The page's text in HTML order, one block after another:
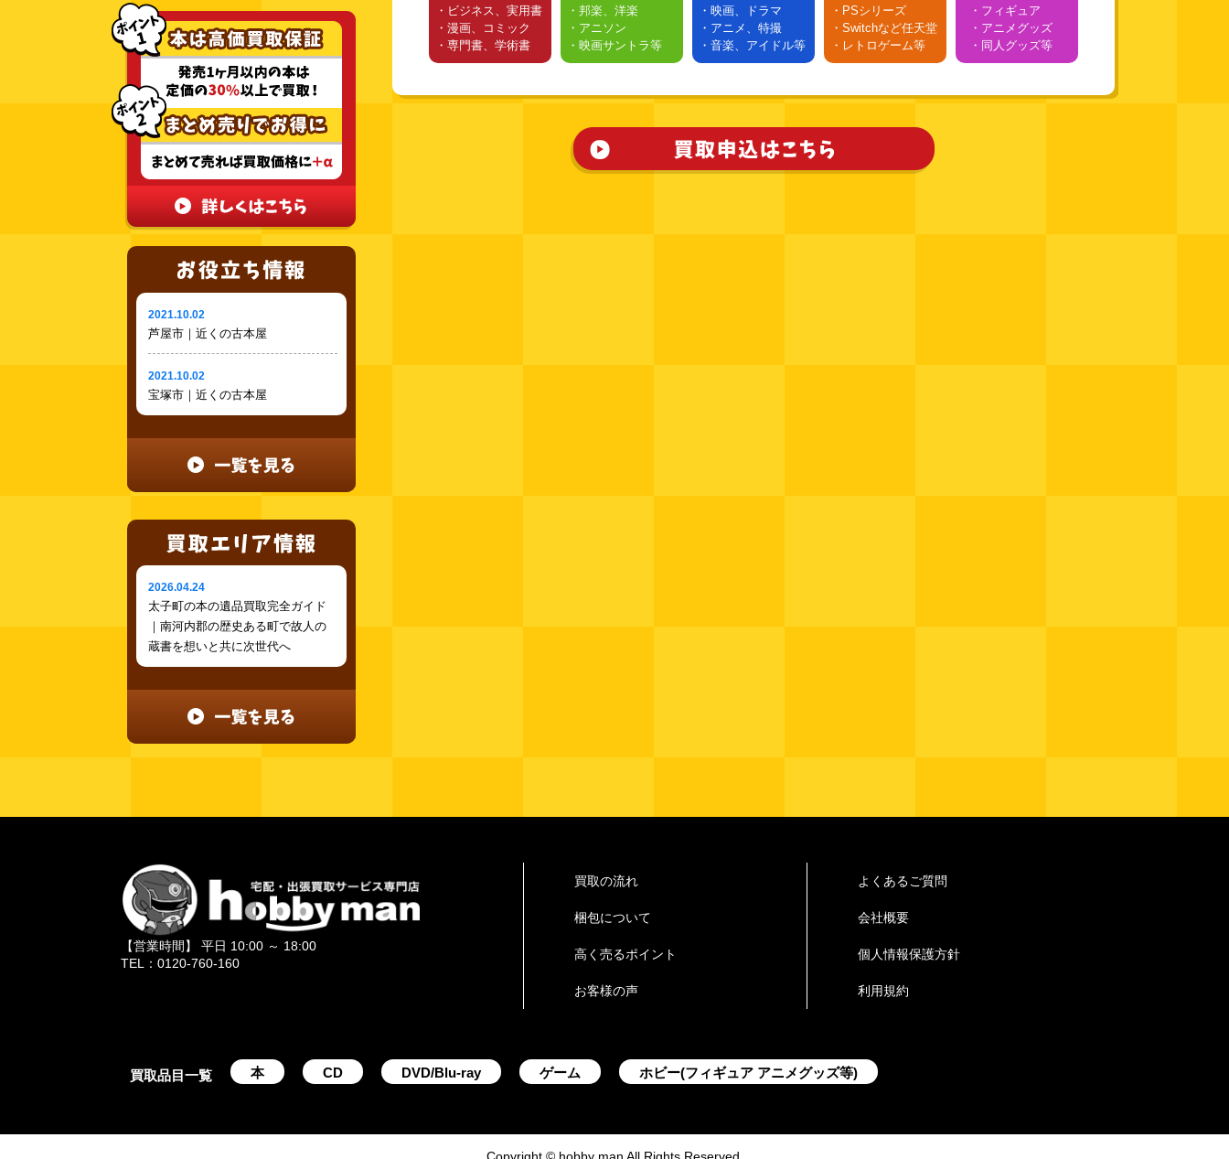
2021.10.02
芦屋市｜近くの古本屋
2021.10.02
宝塚市｜近くの古本屋
2026.04.24
太子町の本の遺品買取完全ガイド
｜南河内郡の歴史ある町で故人の
蔵書を想いと共に次世代へ
・ビジネス、実用書
・漫画、コミック
・専門書、学術書
・邦楽、洋楽
・アニソン
・映画サントラ等
・映画、ドラマ
・アニメ、特撮
・音楽、アイドル等
・PSシリーズ
・Switchなど任天堂
・レトロゲーム等
・フィギュア
・アニメグッズ
・同人グッズ等
【営業時間】 平日 10:00 ～ 18:00
TEL：0120-760-160
買取の流れ
梱包について
高く売るポイント
お客様の声
よくあるご質問
会社概要
個人情報保護方針
利用規約
買取品目一覧 本 CD DVD/Blu-ray ゲーム ホビー(フィギュア アニメグッズ等)